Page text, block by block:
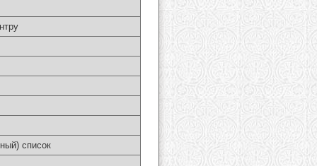
список